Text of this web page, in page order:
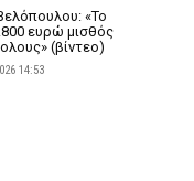
«Το
ευρώ μισθός
(βίντεο)
14:53